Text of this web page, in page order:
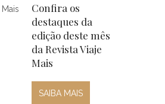
Confira os
destaques da
edição deste mês
da Revista Viaje
Mais
SAIBA MAIS